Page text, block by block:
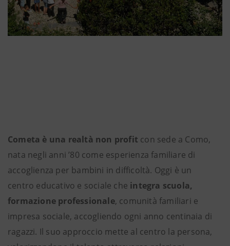
Cometa è una realtà non profit con sede a Como,
nata negli anni ’80 come esperienza familiare di
accoglienza per bambini in difficoltà. Oggi è un
centro educativo e sociale che integra scuola,
formazione professionale, comunità familiari e
impresa sociale, accogliendo ogni anno centinaia di
ragazzi. Il suo approccio mette al centro la persona,